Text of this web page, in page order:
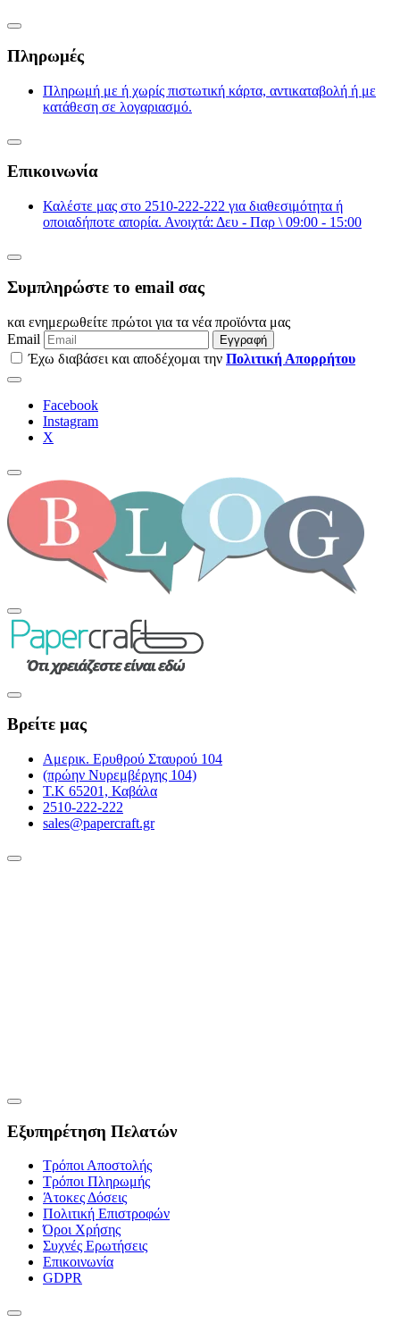
Πληρωμές
Πληρωμή με ή χωρίς πιστωτική κάρτα, αντικαταβολή ή με
κατάθεση σε λογαριασμό.
Επικοινωνία
Καλέστε μας στο 2510-222-222 για διαθεσιμότητα ή
οποιαδήποτε απορία. Ανοιχτά: Δευ - Παρ \ 09:00 - 15:00
Συμπληρώστε το email σας
και ενημερωθείτε πρώτοι για τα νέα προϊόντα μας
Email
Εγγραφή
Έχω διαβάσει και αποδέχομαι την Πολιτική Απορρήτου
Facebook
Instagram
Χ
Βρείτε μας
Αμερικ. Ερυθρού Σταυρού 104
(πρώην Νυρεμβέργης 104)
Τ.Κ 65201, Καβάλα
2510-222-222
sales@papercraft.gr
Εξυπηρέτηση Πελατών
Τρόποι Αποστολής
Τρόποι Πληρωμής
Άτοκες Δόσεις
Πολιτική Επιστροφών
Όροι Χρήσης
Συχνές Ερωτήσεις
Επικοινωνία
GDPR